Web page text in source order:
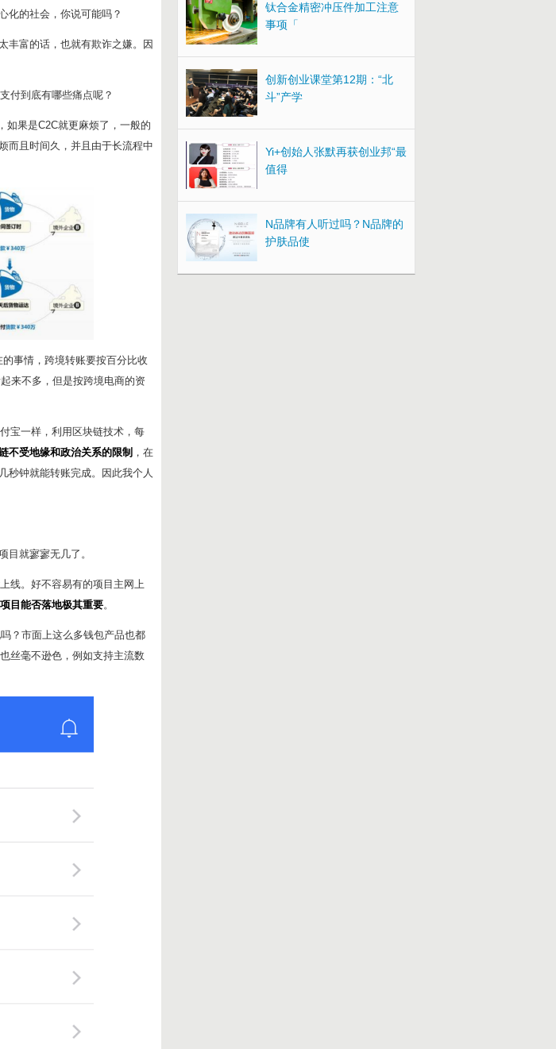
化的社会，你说可能吗？
丰富的话，也就有欺诈之嫌。因
付到底有哪些痛点呢？
果是C2C就更麻烦了，一般的
而且时间久，并且由于长流程中
事情，跨境转账要按百分比收
来不多，但是按跨境电商的资
宝一样，利用区块链技术，每
不受地缘和政治关系的限制 ，在
秒钟就能转账完成。因此我个人
目就寥寥无几了。
线。好不容易有的项目主网上
目能否落地极其重要。
？市面上这么多钱包产品也都
丝毫不逊色，例如支持主流数
钛合金精密冲压件加工注意
事项「
创新创业课堂第12期：“北
斗”产学
Yi+创始人张默再获创业邦“最
值得
N品牌有人听过吗？N品牌的
护肤品使